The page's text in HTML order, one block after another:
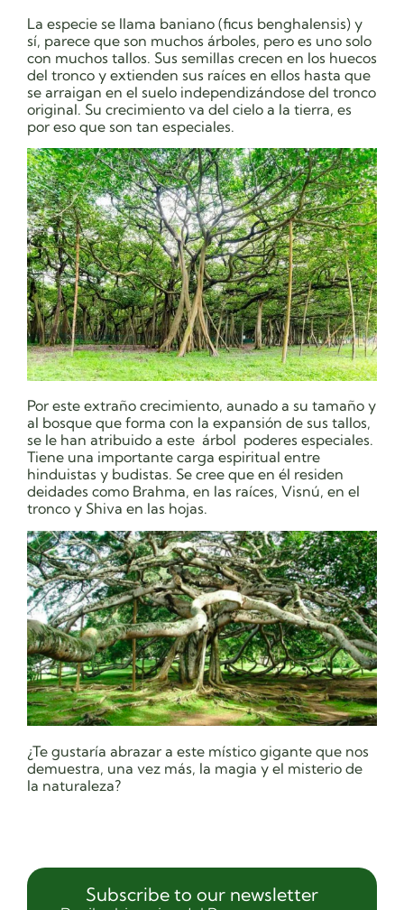
La especie se llama baniano (ficus benghalensis) y
sí, parece que son muchos árboles, pero es uno solo
con muchos tallos. Sus semillas crecen en los huecos
del tronco y extienden sus raíces en ellos hasta que
se arraigan en el suelo independizándose del tronco
original. Su crecimiento va del cielo a la tierra, es
por eso que son tan especiales.
Por este extraño crecimiento, aunado a su tamaño y
al bosque que forma con la expansión de sus tallos,
se le han atribuido a este árbol poderes especiales.
Tiene una importante carga espiritual entre
hinduistas y budistas. Se cree que en él residen
deidades como Brahma, en las raíces, Visnú, en el
tronco y Shiva en las hojas.
¿Te gustaría abrazar a este místico gigante que nos
demuestra, una vez más, la magia y el misterio de
la naturaleza?
Subscribe to our newsletter